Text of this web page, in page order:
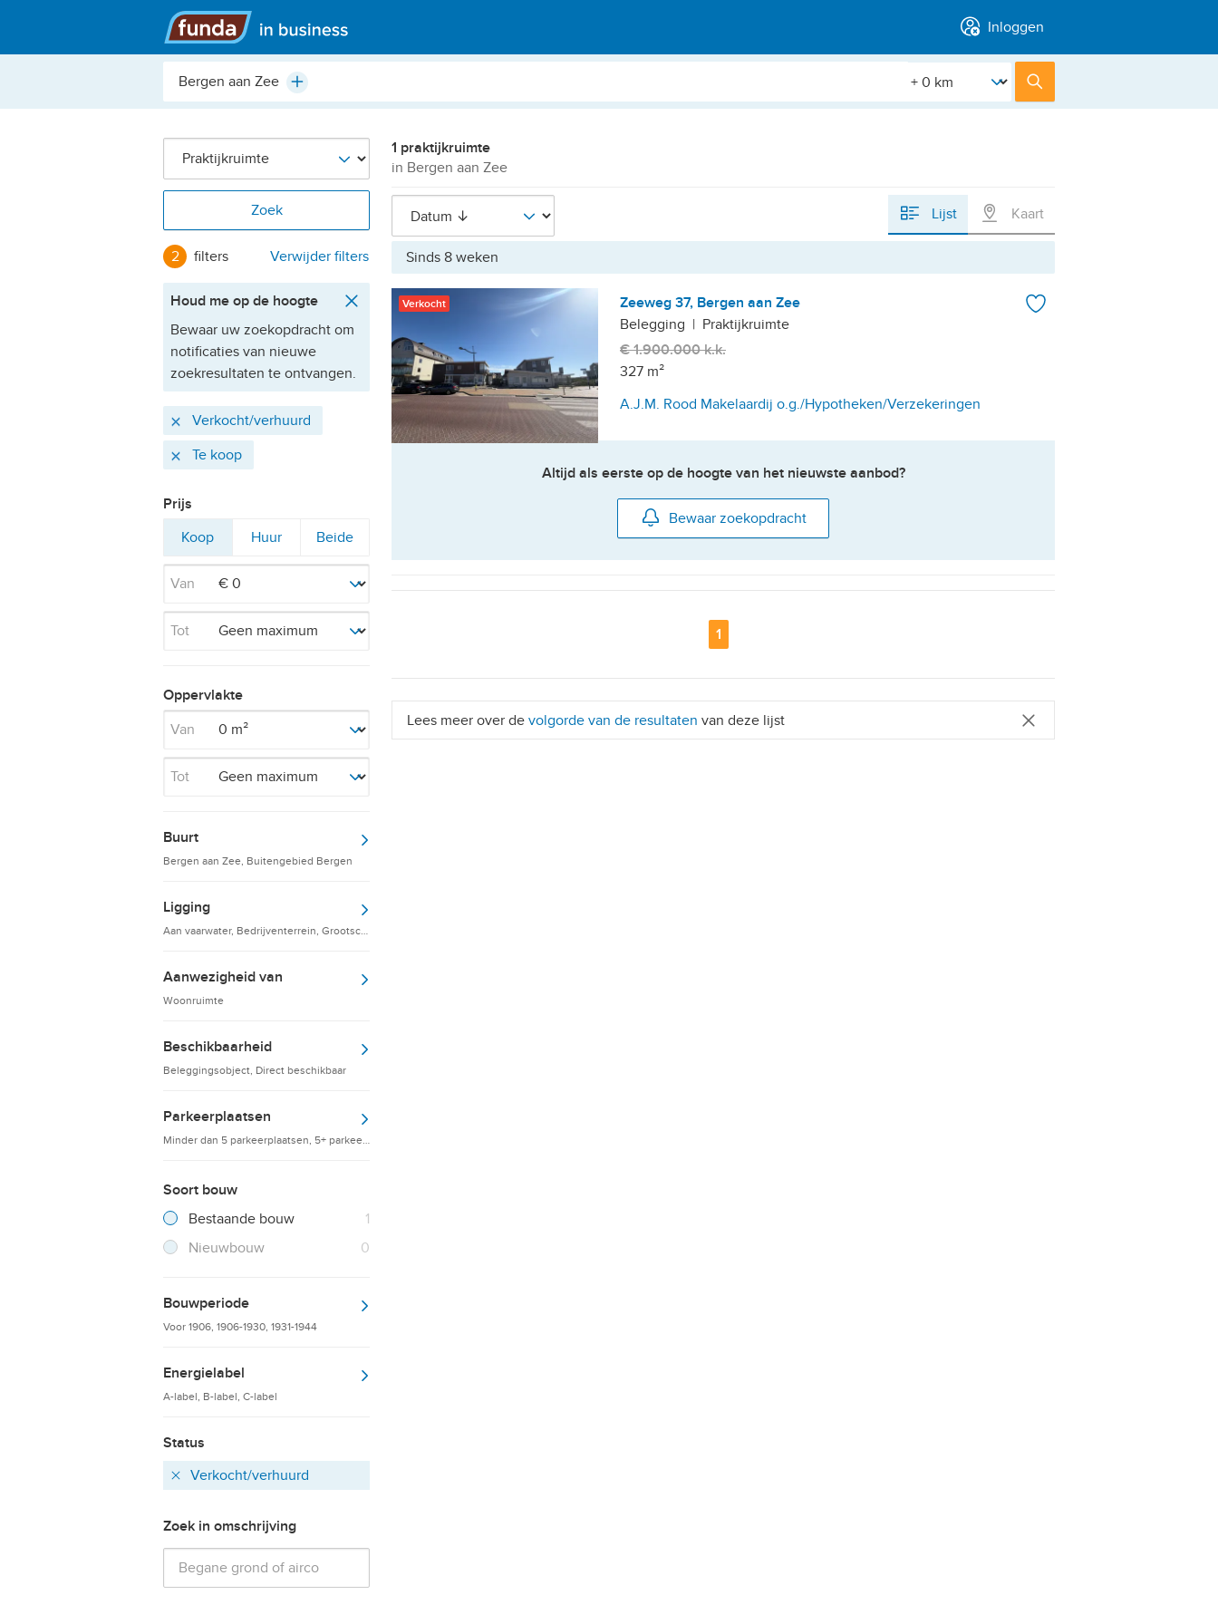
Hoofdmenu
Inloggen
Plaats,
etc.
Plus [Straal]
Zoek
2 filters Verwijder filters
Houd me op de hoogte
Bewaar uw zoekopdracht om
notificaties van nieuwe
zoekresultaten te ontvangen.
Actieve
filters
Verwijder
Verkocht/verhuurd
Verwijder
Te koop
Prijs
Filter
op
Koop
Filter
Huur
Filter
Beide
Van
Tot
Oppervlakte
Van
Tot
Buurt
Bergen aan Zee, Buitengebied Bergen
Ligging
Aan vaarwater, Bedrijventerrein, Grootschalige detailhandelsvestigingen
Aanwezigheid van
Woonruimte
Beschikbaarheid
Beleggingsobject, Direct beschikbaar
Parkeerplaatsen
Minder dan 5 parkeerplaatsen, 5+ parkeerplaatsen, 10+ parkeerplaatsen
Soort bouw
Filter verwijderen
Bestaande bouw 1
Resultaten
Nieuwbouw
0
Resultaten
Bouwperiode
Voor 1906, 1906-1930, 1931-1944
Energielabel
A-label, B-label, C-label
Status
Verwijder
Verkocht/verhuurd
Zoek in omschrijving
1 praktijkruimte
in Bergen aan Zee
Lijst Kaart
Sinds 8 weken
Verkocht
Zeeweg 37, Bergen aan Zee
Belegging | Praktijkruimte
€ 1.900.000 k.k.
327 m²
A.J.M. Rood Makelaardij o.g./Hypotheken/Verzekeringen
Altijd als eerste op de hoogte van het nieuwste aanbod?
Bewaar zoekopdracht
Pagina
1
Lees meer over de volgorde van de resultaten van deze lijst